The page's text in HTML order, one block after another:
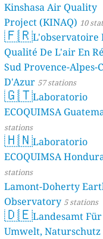
Kinshasa Air Quality
Project (KINAQ) 10
🇫🇷L'observatoire
Qualité De L'air En
Sud Provence-Alpes-
D'Azur 57 stations
🇬🇹Laboratorio
ECOQUIMSA
stations
🇭🇳Laboratorio
ECOQUIMSA
stations
Lamont-Doherty
Observatory 5 stations
🇩🇪Landesamt Für
Umwelt, Naturschutz